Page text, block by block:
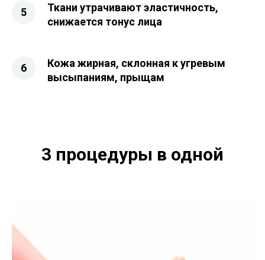
Ткани утрачивают эластичность,
снижается тонус лица
Кожа жирная, склонная к угревым
высыпаниям, прыщам
3 процедуры в одной